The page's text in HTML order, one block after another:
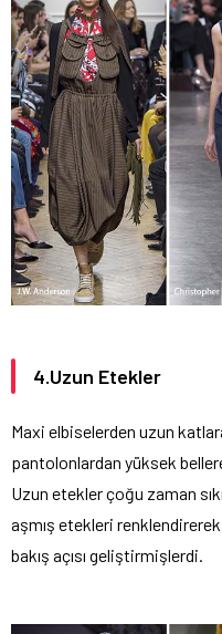
4.Uzun Etekler
Maxi elbiselerden uzun
pantolonlardan yüksek
Uzun etekler çoğu zaman
aşmış etekleri
bakış açısı geliştirmişlerdi.